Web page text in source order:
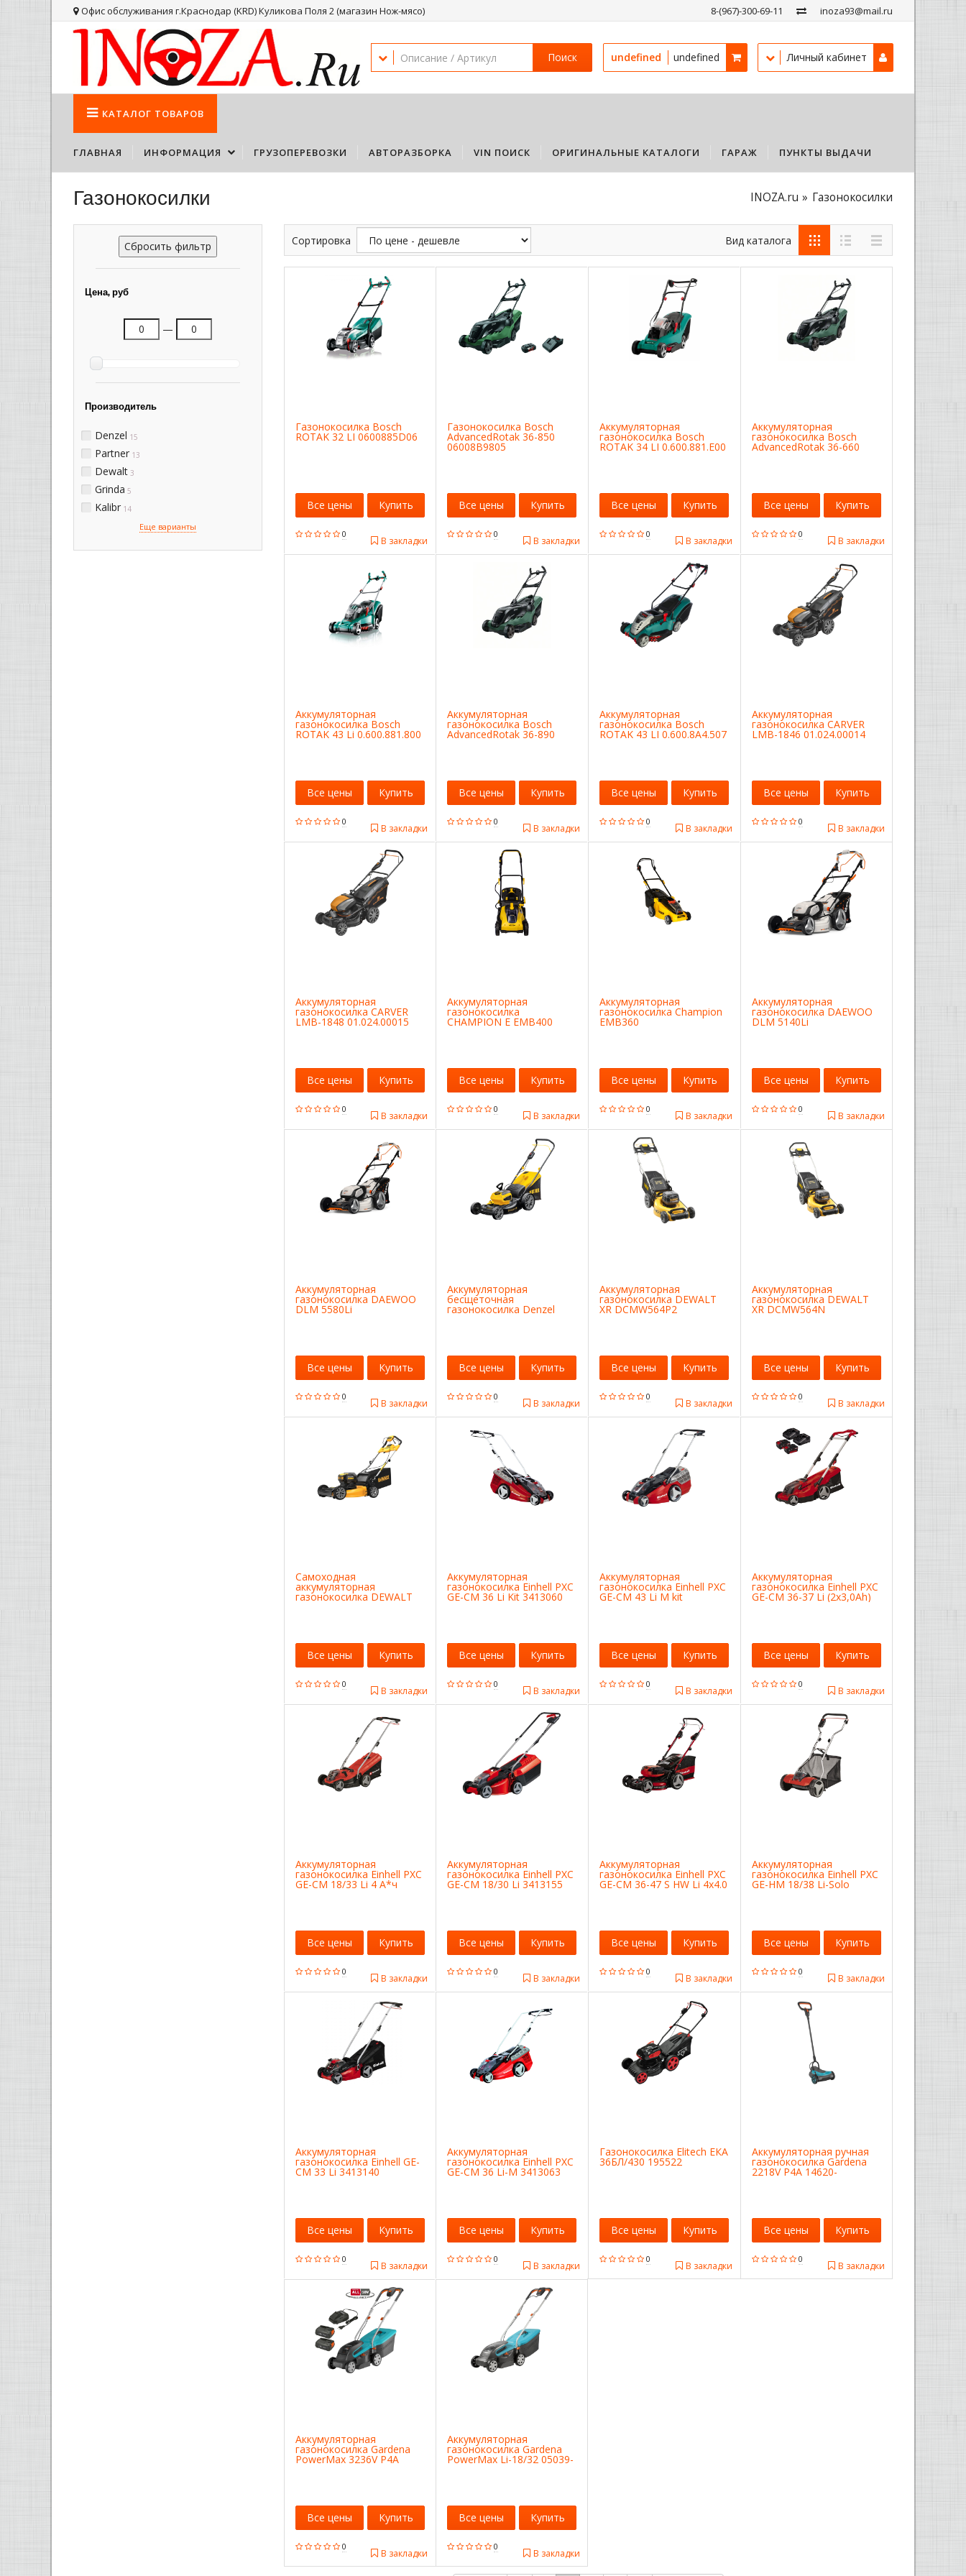
Офис обслуживания г.Краснодар (KRD) Куликова Поля 2 (магазин Нож-мясо) 8-(967)-300-69-11 inoza93@mail.ru
Поиск undefined undefined Личный кабинет
КАТАЛОГ ТОВАРОВ
ГЛАВНАЯ ИНФОРМАЦИЯ ГРУЗОПЕРЕВОЗКИ АВТОРАЗБОРКА VIN ПОИСК ОРИГИНАЛЬНЫЕ КАТАЛОГИ ГАРАЖ ПУНКТЫ ВЫДАЧИ
Газонокосилки INOZA.ru Газонокосилки
Сбросить фильтр
Цена, руб
—
Производитель
Denzel 15
Partner 13
Dewalt 3
Grinda 5
Kalibr 14
Еще варианты
Сортировка Вид каталога
Газонокосилка Bosch
ROTAK 32 LI 0600885D06
0
В закладки
Все цены Купить
Газонокосилка Bosch
AdvancedRotak 36-850
06008B9805
0
В закладки
Все цены Купить
Аккумуляторная
газонокосилка Bosch
ROTAK 34 LI 0.600.881.E00
0
В закладки
Все цены Купить
Аккумуляторная
газонокосилка Bosch
AdvancedRotak 36-660
0
В закладки
Все цены Купить
Аккумуляторная
газонокосилка Bosch
ROTAK 43 Li 0.600.881.800
0
В закладки
Все цены Купить
Аккумуляторная
газонокосилка Bosch
AdvancedRotak 36-890
0
В закладки
Все цены Купить
Аккумуляторная
газонокосилка Bosch
ROTAK 43 LI 0.600.8A4.507
0
В закладки
Все цены Купить
Аккумуляторная
газонокосилка CARVER
LMB-1846 01.024.00014
0
В закладки
Все цены Купить
Аккумуляторная
газонокосилка CARVER
LMB-1848 01.024.00015
0
В закладки
Все цены Купить
Аккумуляторная
газонокосилка
CHAMPION E EMB400
0
В закладки
Все цены Купить
Аккумуляторная
газонокосилка Champion
EMB360
0
В закладки
Все цены Купить
Аккумуляторная
газонокосилка DAEWOO
DLM 5140Li
0
В закладки
Все цены Купить
Аккумуляторная
газонокосилка DAEWOO
DLM 5580Li
0
В закладки
Все цены Купить
Аккумуляторная
бесщеточная
газонокосилка Denzel
0
В закладки
Все цены Купить
Аккумуляторная
газонокосилка DEWALT
XR DCMW564P2
0
В закладки
Все цены Купить
Аккумуляторная
газонокосилка DEWALT
XR DCMW564N
0
В закладки
Все цены Купить
Самоходная
аккумуляторная
газонокосилка DEWALT
0
В закладки
Все цены Купить
Аккумуляторная
газонокосилка Einhell PXC
GE-CM 36 Li Kit 3413060
0
В закладки
Все цены Купить
Аккумуляторная
газонокосилка Einhell PXC
GE-CM 43 Li M kit
0
В закладки
Все цены Купить
Аккумуляторная
газонокосилка Einhell PXC
GE-CM 36-37 Li (2x3,0Ah)
0
В закладки
Все цены Купить
Аккумуляторная
газонокосилка Einhell PXC
GE-CM 18/33 Li 4 А*ч
0
В закладки
Все цены Купить
Аккумуляторная
газонокосилка Einhell PXC
GE-CM 18/30 Li 3413155
0
В закладки
Все цены Купить
Аккумуляторная
газонокосилка Einhell PXC
GE-CM 36-47 S HW Li 4x4.0
0
В закладки
Все цены Купить
Аккумуляторная
газонокосилка Einhell PXC
GE-HM 18/38 Li-Solo
0
В закладки
Все цены Купить
Аккумуляторная
газонокосилка Einhell GE-
CM 33 Li 3413140
0
В закладки
Все цены Купить
Аккумуляторная
газонокосилка Einhell PXC
GE-CM 36 Li-M 3413063
0
В закладки
Все цены Купить
Газонокосилка Elitech ЕКА
36БЛ/430 195522
0
В закладки
Все цены Купить
Аккумуляторная ручная
газонокосилка Gardena
2218V P4A 14620-
0
В закладки
Все цены Купить
Аккумуляторная
газонокосилка Gardena
PowerMax 3236V P4A
0
В закладки
Все цены Купить
Аккумуляторная
газонокосилка Gardena
PowerMax Li-18/32 05039-
0
В закладки
Все цены Купить